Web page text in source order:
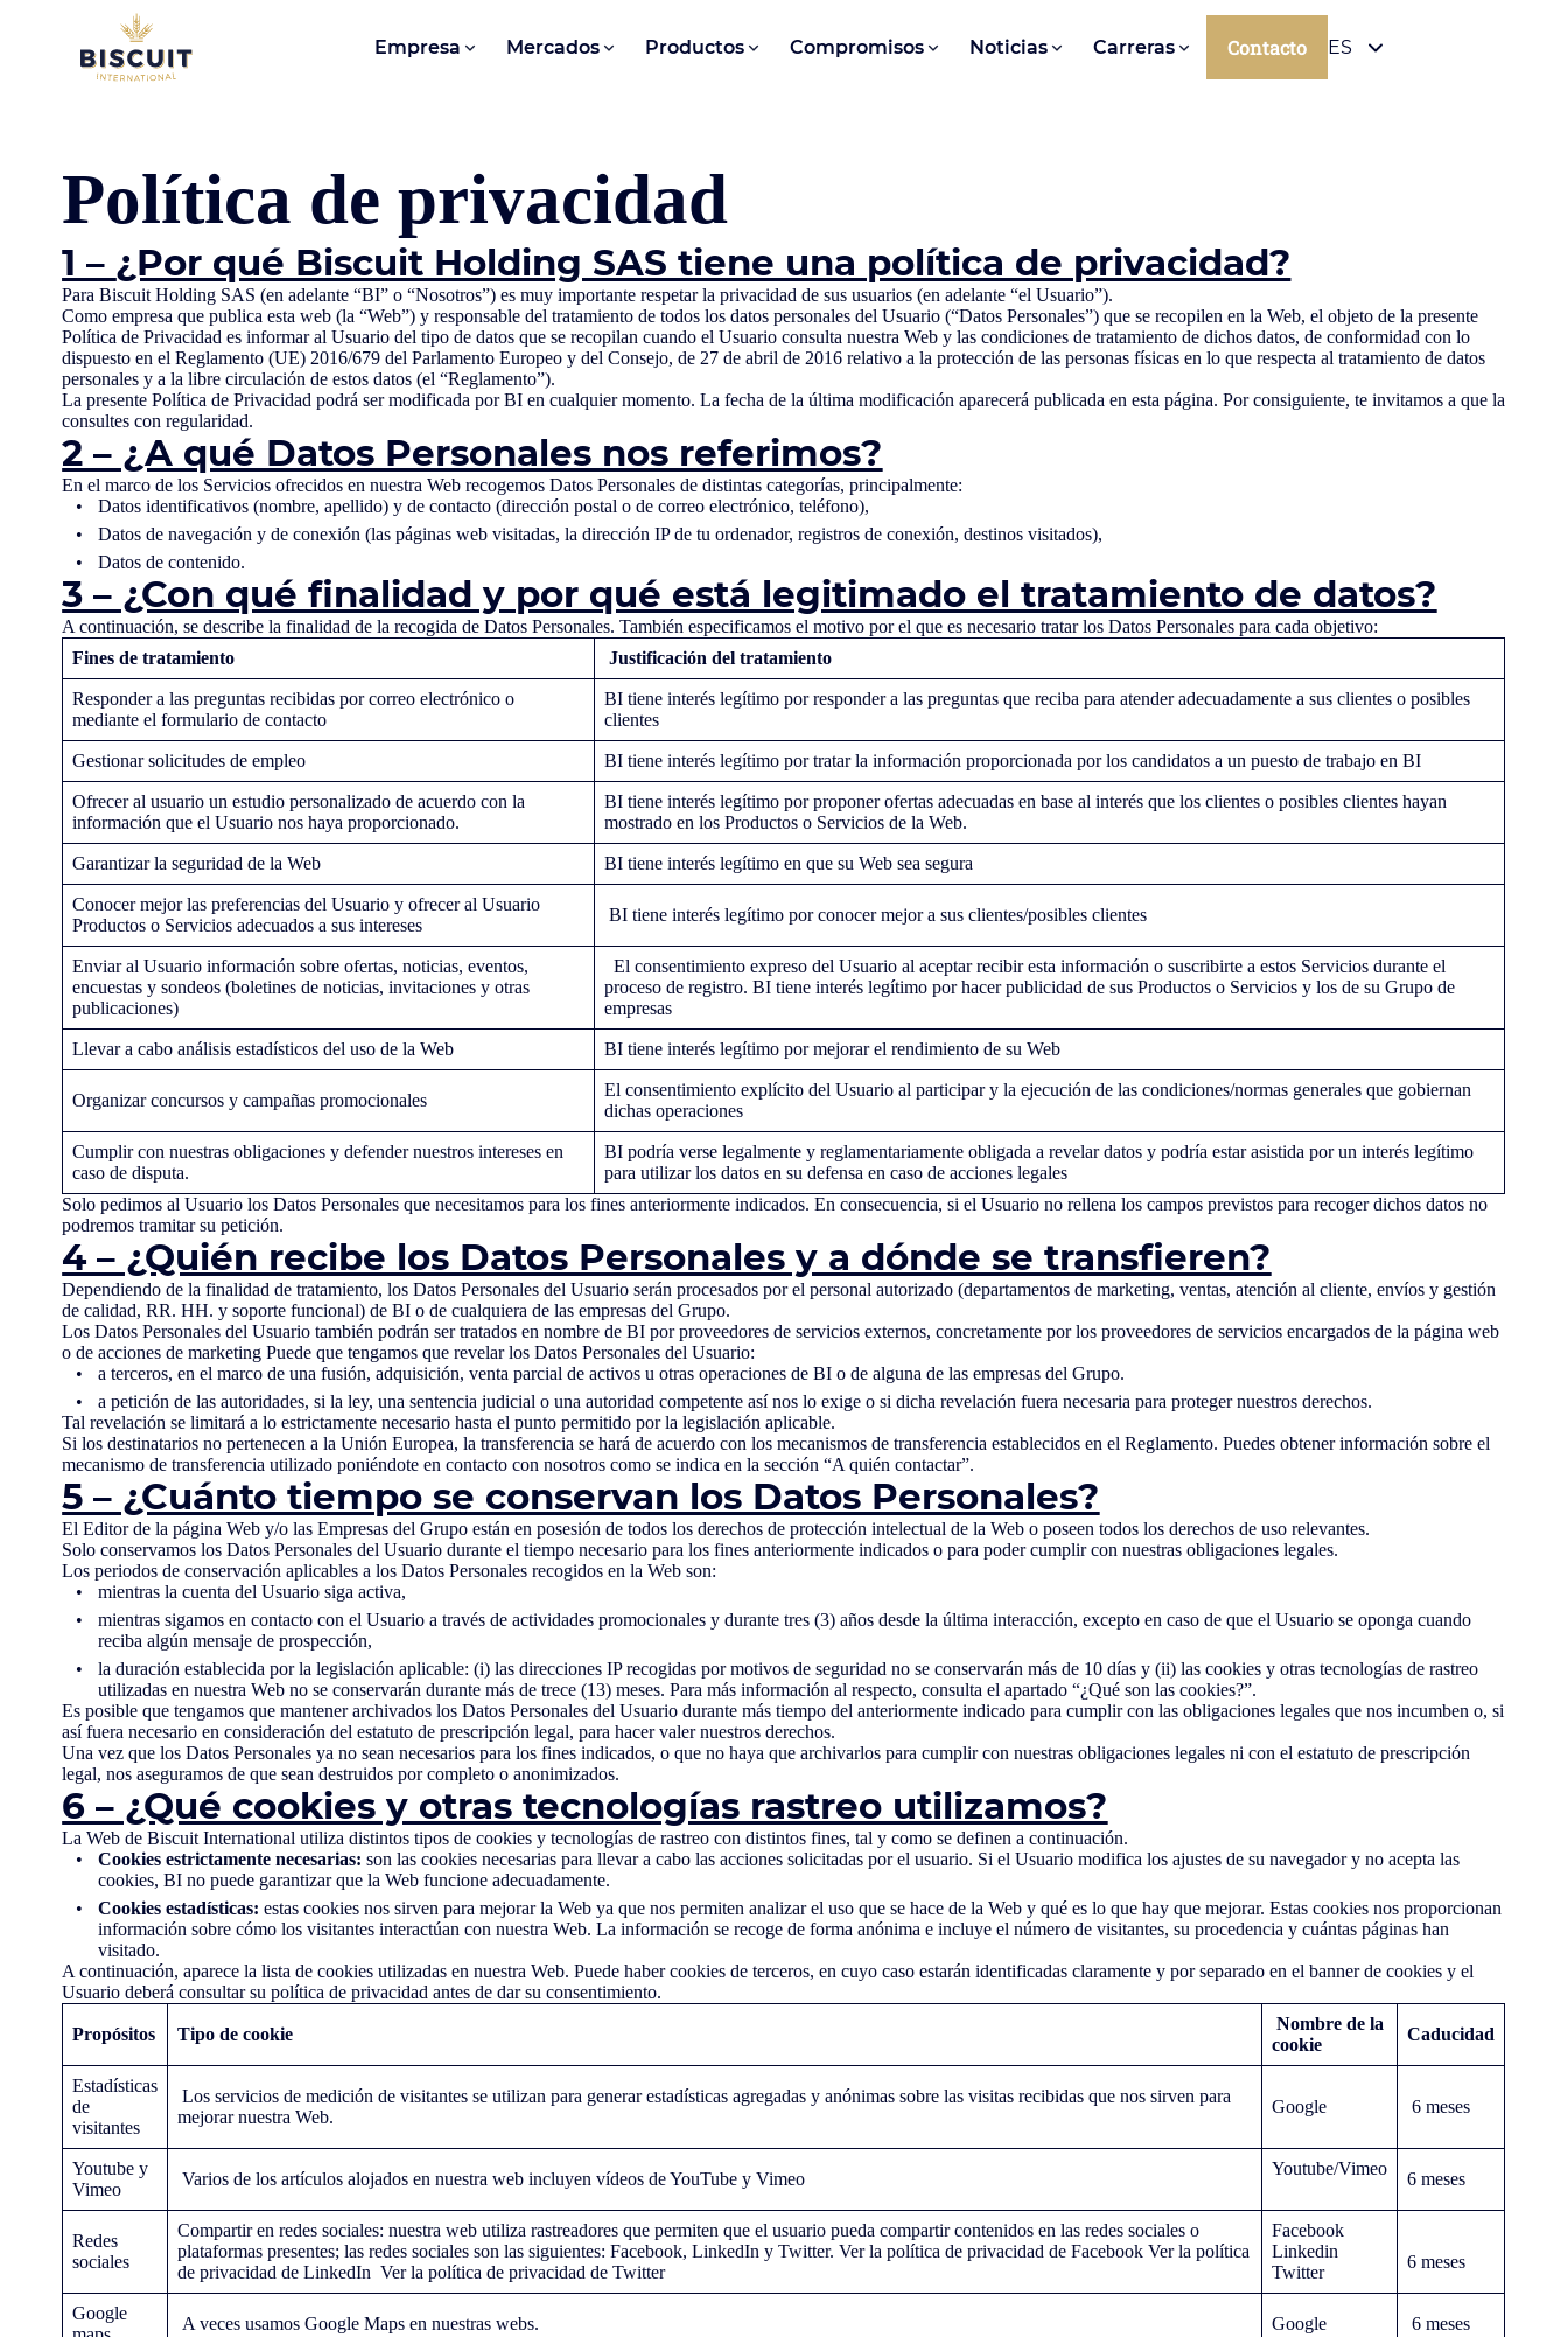
Aller au contenu Empresa Mercados Productos Compromisos Noticias Carreras Contacto ES
Política de privacidad
1 – ¿Por qué Biscuit Holding SAS tiene una política de privacidad?
Para Biscuit Holding SAS (en adelante “BI” o “Nosotros”) es muy importante respetar la privacidad de sus usuarios (en adelante “el Usuario”).
Como empresa que publica esta web (la “Web”) y responsable del tratamiento de todos los datos personales del Usuario (“Datos Personales”) que se recopilen en la Web, el objeto de la presente
Política de Privacidad es informar al Usuario del tipo de datos que se recopilan cuando el Usuario consulta nuestra Web y las condiciones de tratamiento de dichos datos, de conformidad con lo
dispuesto en el Reglamento (UE) 2016/679 del Parlamento Europeo y del Consejo, de 27 de abril de 2016 relativo a la protección de las personas físicas en lo que respecta al tratamiento de datos
personales y a la libre circulación de estos datos (el “Reglamento”).
La presente Política de Privacidad podrá ser modificada por BI en cualquier momento. La fecha de la última modificación aparecerá publicada en esta página. Por consiguiente, te invitamos a que la
consultes con regularidad.
2 – ¿A qué Datos Personales nos referimos?
En el marco de los Servicios ofrecidos en nuestra Web recogemos Datos Personales de distintas categorías, principalmente:
Datos identificativos (nombre, apellido) y de contacto (dirección postal o de correo electrónico, teléfono),
Datos de navegación y de conexión (las páginas web visitadas, la dirección IP de tu ordenador, registros de conexión, destinos visitados),
Datos de contenido.
3 – ¿Con qué finalidad y por qué está legitimado el tratamiento de datos?
A continuación, se describe la finalidad de la recogida de Datos Personales. También especificamos el motivo por el que es necesario tratar los Datos Personales para cada objetivo:
Fines de tratamiento
Justificación del tratamiento
Responder a las preguntas recibidas por correo electrónico o
mediante el formulario de contacto
BI tiene interés legítimo por responder a las preguntas que reciba para atender adecuadamente a sus clientes o posibles
clientes
Gestionar solicitudes de empleo BI tiene interés legítimo por tratar la información proporcionada por los candidatos a un puesto de trabajo en BI
Ofrecer al usuario un estudio personalizado de acuerdo con la
información que el Usuario nos haya proporcionado.
BI tiene interés legítimo por proponer ofertas adecuadas en base al interés que los clientes o posibles clientes hayan
mostrado en los Productos o Servicios de la Web.
Garantizar la seguridad de la Web BI tiene interés legítimo en que su Web sea segura
Conocer mejor las preferencias del Usuario y ofrecer al Usuario
Productos o Servicios adecuados a sus intereses
BI tiene interés legítimo por conocer mejor a sus clientes/posibles clientes
Enviar al Usuario información sobre ofertas, noticias, eventos,
encuestas y sondeos (boletines de noticias, invitaciones y otras
publicaciones)
El consentimiento expreso del Usuario al aceptar recibir esta información o suscribirte a estos Servicios durante el
proceso de registro. BI tiene interés legítimo por hacer publicidad de sus Productos o Servicios y los de su Grupo de
empresas
Llevar a cabo análisis estadísticos del uso de la Web BI tiene interés legítimo por mejorar el rendimiento de su Web
Organizar concursos y campañas promocionales
El consentimiento explícito del Usuario al participar y la ejecución de las condiciones/normas generales que gobiernan
dichas operaciones
Cumplir con nuestras obligaciones y defender nuestros intereses en
caso de disputa.
BI podría verse legalmente y reglamentariamente obligada a revelar datos y podría estar asistida por un interés legítimo
para utilizar los datos en su defensa en caso de acciones legales
Solo pedimos al Usuario los Datos Personales que necesitamos para los fines anteriormente indicados. En consecuencia, si el Usuario no rellena los campos previstos para recoger dichos datos no
podremos tramitar su petición.
4 – ¿Quién recibe los Datos Personales y a dónde se transfieren?
Dependiendo de la finalidad de tratamiento, los Datos Personales del Usuario serán procesados por el personal autorizado (departamentos de marketing, ventas, atención al cliente, envíos y gestión
de calidad, RR. HH. y soporte funcional) de BI o de cualquiera de las empresas del Grupo.
Los Datos Personales del Usuario también podrán ser tratados en nombre de BI por proveedores de servicios externos, concretamente por los proveedores de servicios encargados de la página web
o de acciones de marketing Puede que tengamos que revelar los Datos Personales del Usuario:
a terceros, en el marco de una fusión, adquisición, venta parcial de activos u otras operaciones de BI o de alguna de las empresas del Grupo.
a petición de las autoridades, si la ley, una sentencia judicial o una autoridad competente así nos lo exige o si dicha revelación fuera necesaria para proteger nuestros derechos.
Tal revelación se limitará a lo estrictamente necesario hasta el punto permitido por la legislación aplicable.
Si los destinatarios no pertenecen a la Unión Europea, la transferencia se hará de acuerdo con los mecanismos de transferencia establecidos en el Reglamento. Puedes obtener información sobre el
mecanismo de transferencia utilizado poniéndote en contacto con nosotros como se indica en la sección “A quién contactar”.
5 – ¿Cuánto tiempo se conservan los Datos Personales?
El Editor de la página Web y/o las Empresas del Grupo están en posesión de todos los derechos de protección intelectual de la Web o poseen todos los derechos de uso relevantes.
Solo conservamos los Datos Personales del Usuario durante el tiempo necesario para los fines anteriormente indicados o para poder cumplir con nuestras obligaciones legales.
Los periodos de conservación aplicables a los Datos Personales recogidos en la Web son:
mientras la cuenta del Usuario siga activa,
mientras sigamos en contacto con el Usuario a través de actividades promocionales y durante tres (3) años desde la última interacción, excepto en caso de que el Usuario se oponga cuando
reciba algún mensaje de prospección,
la duración establecida por la legislación aplicable: (i) las direcciones IP recogidas por motivos de seguridad no se conservarán más de 10 días y (ii) las cookies y otras tecnologías de rastreo
utilizadas en nuestra Web no se conservarán durante más de trece (13) meses. Para más información al respecto, consulta el apartado “¿Qué son las cookies?”.
Es posible que tengamos que mantener archivados los Datos Personales del Usuario durante más tiempo del anteriormente indicado para cumplir con las obligaciones legales que nos incumben o, si
así fuera necesario en consideración del estatuto de prescripción legal, para hacer valer nuestros derechos.
Una vez que los Datos Personales ya no sean necesarios para los fines indicados, o que no haya que archivarlos para cumplir con nuestras obligaciones legales ni con el estatuto de prescripción
legal, nos aseguramos de que sean destruidos por completo o anonimizados.
6 – ¿Qué cookies y otras tecnologías rastreo utilizamos?
La Web de Biscuit International utiliza distintos tipos de cookies y tecnologías de rastreo con distintos fines, tal y como se definen a continuación.
Cookies estrictamente necesarias: son las cookies necesarias para llevar a cabo las acciones solicitadas por el usuario. Si el Usuario modifica los ajustes de su navegador y no acepta las
cookies, BI no puede garantizar que la Web funcione adecuadamente.
Cookies estadísticas: estas cookies nos sirven para mejorar la Web ya que nos permiten analizar el uso que se hace de la Web y qué es lo que hay que mejorar. Estas cookies nos proporcionan
información sobre cómo los visitantes interactúan con nuestra Web. La información se recoge de forma anónima e incluye el número de visitantes, su procedencia y cuántas páginas han
visitado.
A continuación, aparece la lista de cookies utilizadas en nuestra Web. Puede haber cookies de terceros, en cuyo caso estarán identificadas claramente y por separado en el banner de cookies y el
Usuario deberá consultar su política de privacidad antes de dar su consentimiento.
Propósitos Tipo de cookie
Nombre de la
cookie
Caducidad
Estadísticas
de
visitantes
Los servicios de medición de visitantes se utilizan para generar estadísticas agregadas y anónimas sobre las visitas recibidas que nos sirven para
mejorar nuestra Web.
Google 6 meses
Youtube y
Vimeo
Varios de los artículos alojados en nuestra web incluyen vídeos de YouTube y Vimeo
Youtube/Vimeo
6 meses
Redes
sociales
Compartir en redes sociales: nuestra web utiliza rastreadores que permiten que el usuario pueda compartir contenidos en las redes sociales o
plataformas presentes; las redes sociales son las siguientes: Facebook, LinkedIn y Twitter. Ver la política de privacidad de Facebook Ver la política
de privacidad de LinkedIn Ver la política de privacidad de Twitter
Facebook
Linkedin
Twitter
6 meses
Google
A veces usamos Google Maps en nuestras webs. Google 6 meses